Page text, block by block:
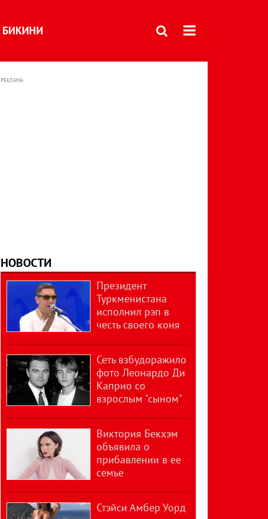
БИКИНИ
РЕКЛАМА
НОВОСТИ
Президент
Туркменистана
исполнил рэп в
честь своего коня
Сеть взбудоражило
фото Леонардо Ди
Каприо со
взрослым "сыном"
Виктория Бекхэм
объявила о
прибавлении в ее
семье
Стэйси Амбер Уорд